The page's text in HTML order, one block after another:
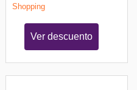
Shopping
Ver descuento